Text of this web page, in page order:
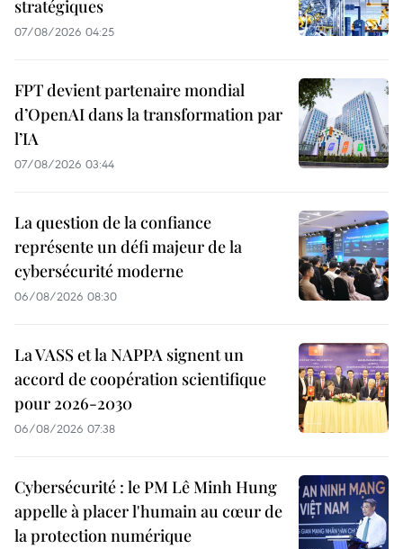
stratégiques
07/08/2026 04:25
FPT devient partenaire mondial
d’OpenAI dans la transformation par
l’IA
07/08/2026 03:44
La question de la confiance
représente un défi majeur de la
cybersécurité moderne
06/08/2026 08:30
La VASS et la NAPPA signent un
accord de coopération scientifique
pour 2026-2030
06/08/2026 07:38
Cybersécurité : le PM Lê Minh Hung
appelle à placer l'humain au cœur de
la protection numérique